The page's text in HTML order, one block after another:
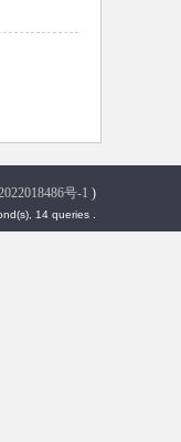
号-1 )
14 queries .